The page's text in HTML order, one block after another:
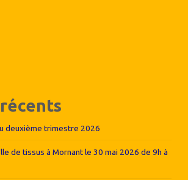
deuxième trimestre 2026
de tissus à Mornant le 30 mai 2026 de 9h à